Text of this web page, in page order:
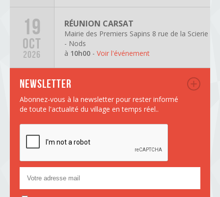
19
OCT
2026
RÉUNION CARSAT
Mairie des Premiers Sapins 8 rue de la Scierie
- Nods
à 10h00 - Voir l'événement
Newsletter
Abonnez-vous à la newsletter pour rester informé
de toute l'actualité du village en temps réel..